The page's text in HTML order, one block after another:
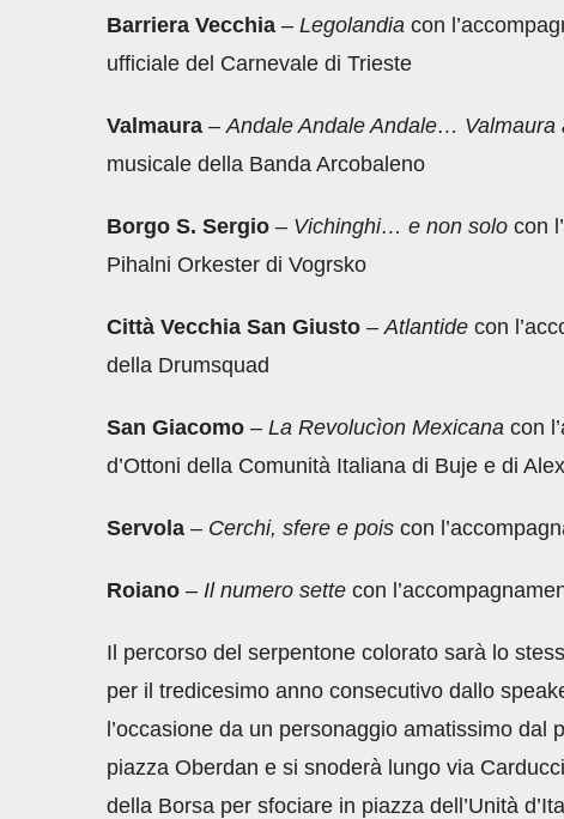
Barriera Vecchia – Legolandia con
ufficiale del Carnevale di Trieste
Valmaura – Andale Andale Andale… Valmaura
musicale della Banda Arcobaleno
Borgo S. Sergio – Vichinghi… e non solo con
Pihalni Orkester di Vogrsko
Città Vecchia San Giusto – Atlantide con
della Drumsquad
San Giacomo – La Revolucìon Mexicana con
d’Ottoni della Comunità Italiana di Buje e di
Servola – Cerchi, sfere e pois con
Roiano – Il numero sette con
Il percorso del serpentone colorato sarà lo
per il tredicesimo anno consecutivo dallo
l’occasione da un personaggio amatissimo dal
piazza Oberdan e si snoderà lungo via
della Borsa per sfociare in piazza dell’Unità